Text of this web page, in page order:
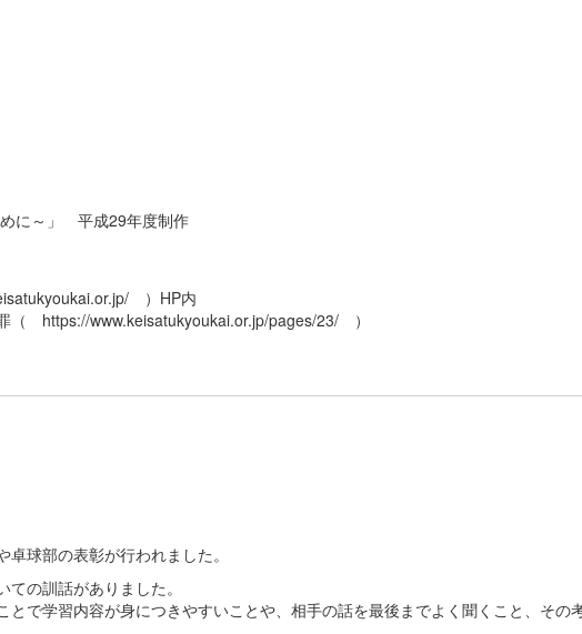
めに～」 平成29年度制作
）HP内
（ https://www.keisatukyoukai.or.jp/pages/23/ ）
球部の表彰が行われました。
の訓話がありました。
とで学習内容が身につきやすいことや、相手の話を最後までよく聞くこと、そ